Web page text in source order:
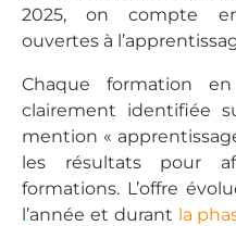
2025, on compte
ouvertes à
Chaque formation
clairement identifiée
mention «
les résultats pour
formations. L’offre
l’année et durant la